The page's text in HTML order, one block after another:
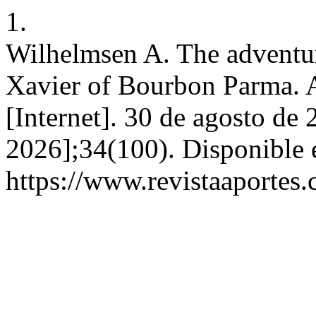
1.
Wilhelmsen A. The
Xavier of Bourbon Parma.
[Internet]. 30 de agosto de
2026];34(100). Disponible
https://